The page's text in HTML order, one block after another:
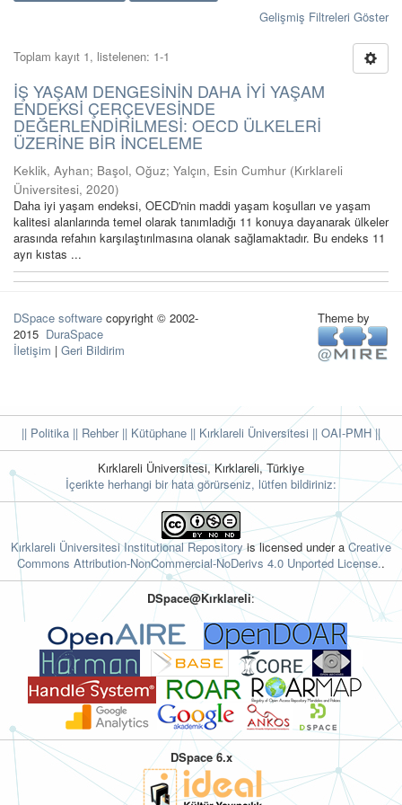
Gelişmiş Filtreleri Göster
Toplam kayıt 1, listelenen: 1-1
İŞ YAŞAM DENGESİNİN DAHA İYİ YAŞAM
ENDEKSİ ÇERÇEVESİNDE
DEĞERLENDİRİLMESİ: OECD ÜLKELERİ
ÜZERİNE BİR İNCELEME
Keklik, Ayhan; Başol, Oğuz; Yalçın, Esin Cumhur (Kırklareli
Üniversitesi, 2020)
Daha iyi yaşam endeksi, OECD'nin maddi yaşam koşulları ve yaşam
kalitesi alanlarında temel olarak tanımladığı 11 konuya dayanarak ülkeler
arasında refahın karşılaştırılmasına olanak sağlamaktadır. Bu endeks 11
ayrı kıstas ...
DSpace software copyright © 2002-
2015 DuraSpace
İletişim | Geri Bildirim
Theme by
|| Politika || Rehber|| Kütüphane || Kırklareli Üniversitesi || OAI-PMH ||
Kırklareli Üniversitesi, Kırklareli, Türkiye
İçerikte herhangi bir hata görürseniz, lütfen bildiriniz:
Kırklareli Üniversitesi Institutional Repositoryis licensed under aCreative
Commons Attribution-NonCommercial-NoDerivs 4.0 Unported License..
DSpace@Kırklareli:
DSpace 6.x